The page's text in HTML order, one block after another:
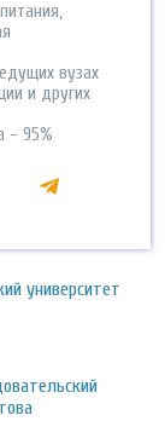
вузах
и других
- 95%
университет